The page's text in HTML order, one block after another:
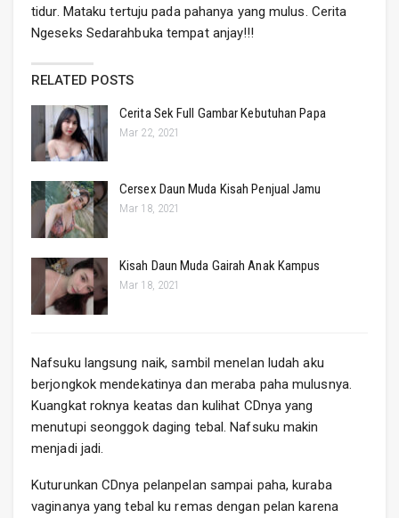
tidur. Mataku tertuju pada pahanya yang mulus. Cerita
Ngeseks Sedarahbuka tempat anjay!!!
RELATED POSTS
Cerita Sek Full Gambar Kebutuhan Papa
Mar 22, 2021
Cersex Daun Muda Kisah Penjual Jamu
Mar 18, 2021
Kisah Daun Muda Gairah Anak Kampus
Mar 18, 2021
Nafsuku langsung naik, sambil menelan ludah aku
berjongkok mendekatinya dan meraba paha mulusnya.
Kuangkat roknya keatas dan kulihat CDnya yang
menutupi seonggok daging tebal. Nafsuku makin
menjadi jadi.
Kuturunkan CDnya pelanpelan sampai paha, kuraba
vaginanya yang tebal ku remas dengan pelan karena